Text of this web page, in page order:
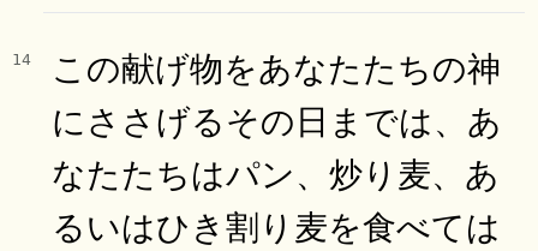
14
この献げ物をあなたたちの神
にささげるその日までは、あ
なたたちはパン、炒り麦、あ
るいはひき割り麦を食べては